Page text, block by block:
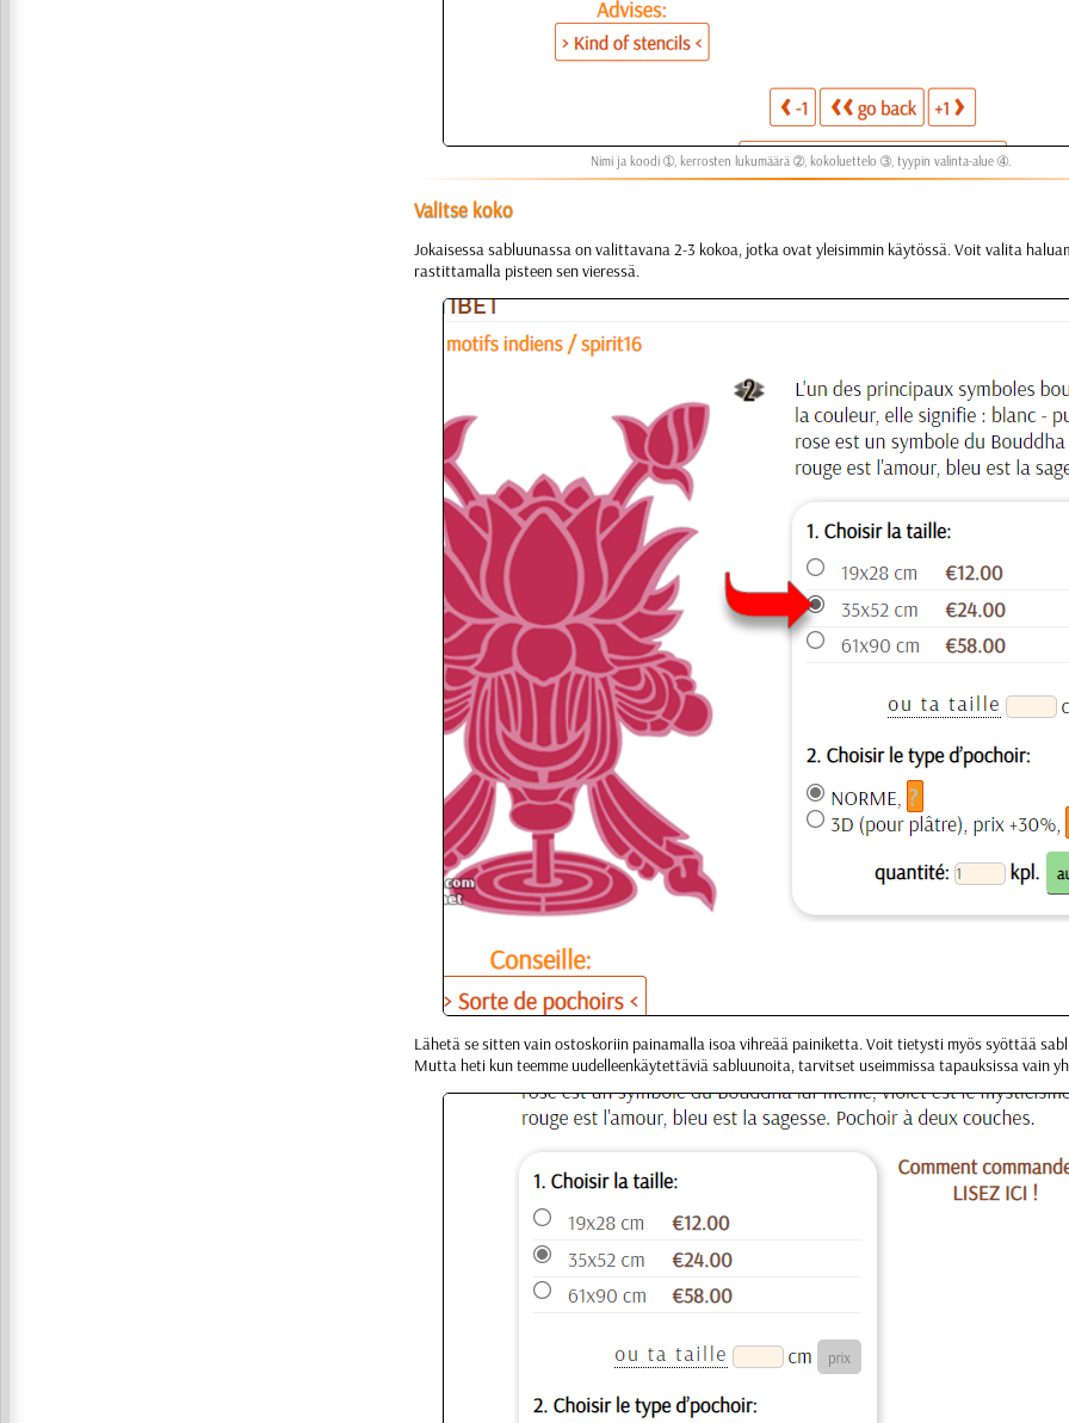
Nimi ja koodi ➀, kerrosten lukumäärä ➁, kokoluettelo ➂, tyypin valinta-alue ➃.
Valitse koko
Jokaisessa sabluunassa on valittavana 2-3 kokoa, jotka ovat yleisimmin käytössä. Voit valita
rastittamalla pisteen sen vieressä.
Lähetä se sitten vain ostoskoriin painamalla isoa vihreää painiketta. Voit tietysti myös syöttää
Mutta heti kun teemme uudelleenkäytettäviä sabluunoita, tarvitset useimmissa tapauksissa vain